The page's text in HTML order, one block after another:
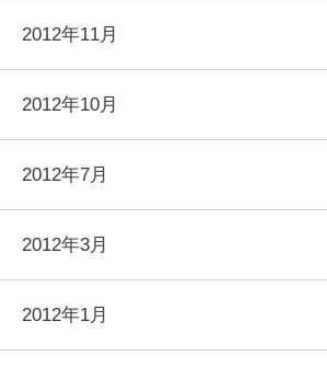
2012年11月
2012年10月
2012年7月
2012年3月
2012年1月